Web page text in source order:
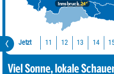
Innsbruck24°
Jetzt 11 12 13 14
Viel Sonne, lokale